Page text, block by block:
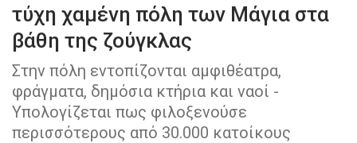
τύχη χαμένη πόλη των Μάγια στα
βάθη της ζούγκλας
Στην πόλη εντοπίζονται αμφιθέατρα,
φράγματα, δημόσια κτήρια και ναοί -
Υπολογίζεται πως φιλοξενούσε
περισσότερους από 30.000 κατοίκους